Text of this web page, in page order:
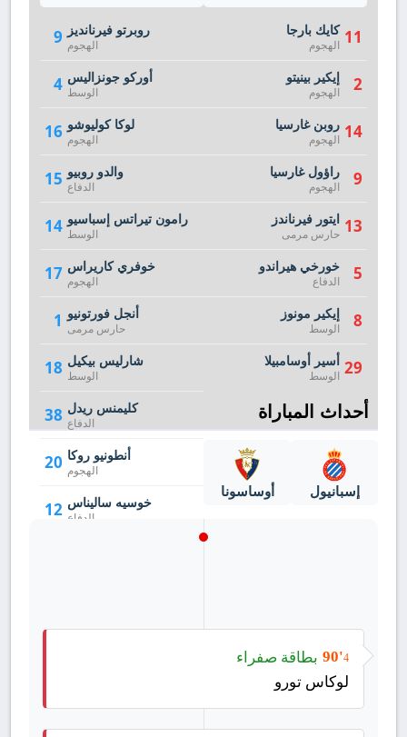
9 روبرتو فيرنانديز
الهجوم
4 أوركو جونزاليس
الوسط
16 لوكا كوليوشو
الهجوم
15 والدو روبيو
الدفاع
14 رامون تيراتس إسباسيو
الوسط
17 خوفري كاريراس
الهجوم
1 أنجل فورتونيو
حارس مرمى
18 شارليس بيكيل
الوسط
38 كليمنس ريدل
الدفاع
20 أنطونيو روكا
الهجوم
12 خوسيه ساليناس
الدفاع
11 كايك بارجا
الهجوم
2 إيكير بينيتو
الهجوم
14 روبن غارسيا
الهجوم
9 راؤول غارسيا
الهجوم
13 ايتور فيرناندز
حارس مرمى
5 خورخي هيراندو
الدفاع
8 إيكير مونوز
الوسط
29 أسير أوسامبيلا
الوسط
أحداث المباراة
إسبانيول أوساسونا
90'4
بطاقة صفراء
لوكاس تورو